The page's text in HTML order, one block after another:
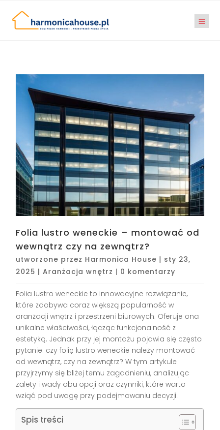
Folia lustro weneckie – montować od
wewnątrz czy na zewnątrz?
utworzone przez Harmonica House | sty 23,
2025 |Aranżacja wnętrz | 0 komentarzy
Folia lustro weneckie to innowacyjne rozwiązanie,
które zdobywa coraz większą popularność w
aranżacji wnętrz i przestrzeni biurowych. Oferuje ona
unikalne właściwości, łącząc funkcjonalność z
estetyką. Jednak przy jej montażu pojawia się często
pytanie: czy folię lustro weneckie należy montować
od wewnątrz, czy na zewnątrz? W tym artykule
przyjrzymy się bliżej temu zagadnieniu, analizując
zalety i wady obu opcji oraz czynniki, które warto
wziąć pod uwagę przy podejmowaniu decyzji.
Spis treści